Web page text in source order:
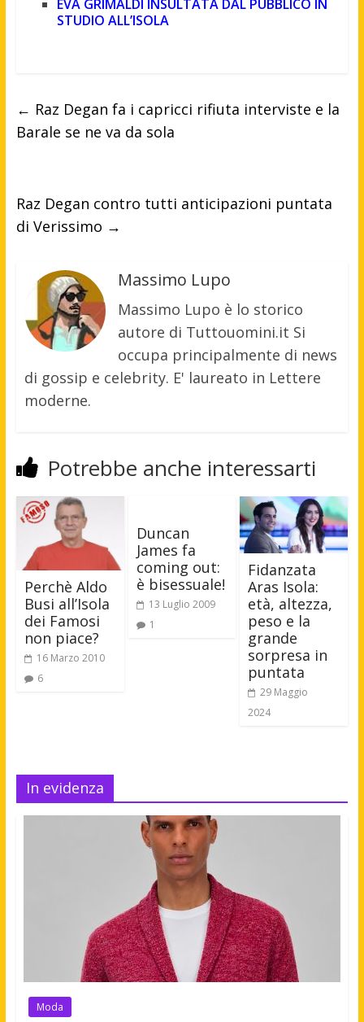
EVA GRIMALDI INSULTATA DAL PUBBLICO IN
STUDIO ALL’ISOLA
← Raz Degan fa i capricci rifiuta interviste e la
Barale se ne va da sola
Raz Degan contro tutti anticipazioni puntata
di Verissimo →
Massimo Lupo
Massimo Lupo è lo storico
autore di Tuttouomini.it Si
occupa principalmente di news
di gossip e celebrity. E' laureato in Lettere
moderne.
Potrebbe anche interessarti
Perchè Aldo
Busi all’Isola
dei Famosi
non piace?
16 Marzo 2010
6
Duncan
James fa
coming out:
è bisessuale!
13 Luglio 2009
1
Fidanzata
Aras Isola:
età, altezza,
peso e la
grande
sorpresa in
puntata
29 Maggio
2024
In evidenza
Moda